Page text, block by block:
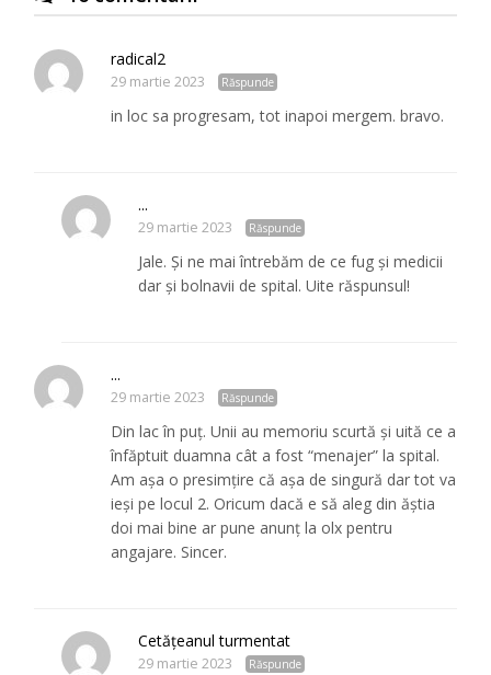
radical2
29 martie 2023 Răspunde
in loc sa progresam, tot inapoi mergem. bravo.
...
29 martie 2023 Răspunde
Jale. Și ne mai întrebăm de ce fug și medicii
dar și bolnavii de spital. Uite răspunsul!
...
29 martie 2023 Răspunde
Din lac în puț. Unii au memoriu scurtă și uită ce a
înfăptuit duamna cât a fost “menajer” la spital.
Am așa o presimțire că așa de singură dar tot va
ieși pe locul 2. Oricum dacă e să aleg din ăștia
doi mai bine ar pune anunț la olx pentru
angajare. Sincer.
Cetățeanul turmentat
29 martie 2023 Răspunde